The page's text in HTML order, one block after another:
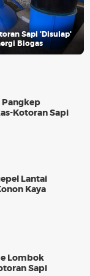
Sapi 'Disulap'
Biogas
Pangkep
Kotoran Sapi
Lantai
Kaya
Lombok
Sapi